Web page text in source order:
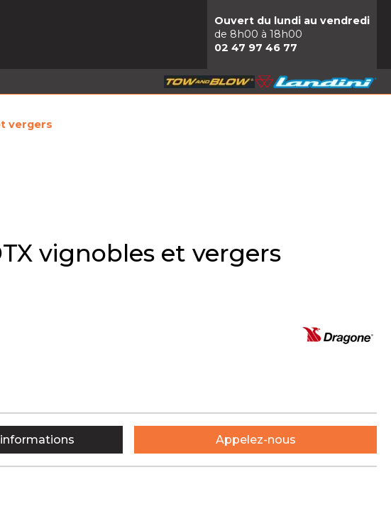
Ouvert du lundi au vendredi
de 8h00 à 18h00
02 47 97 46 77
vergers
vignobles et vergers
Appelez-nous